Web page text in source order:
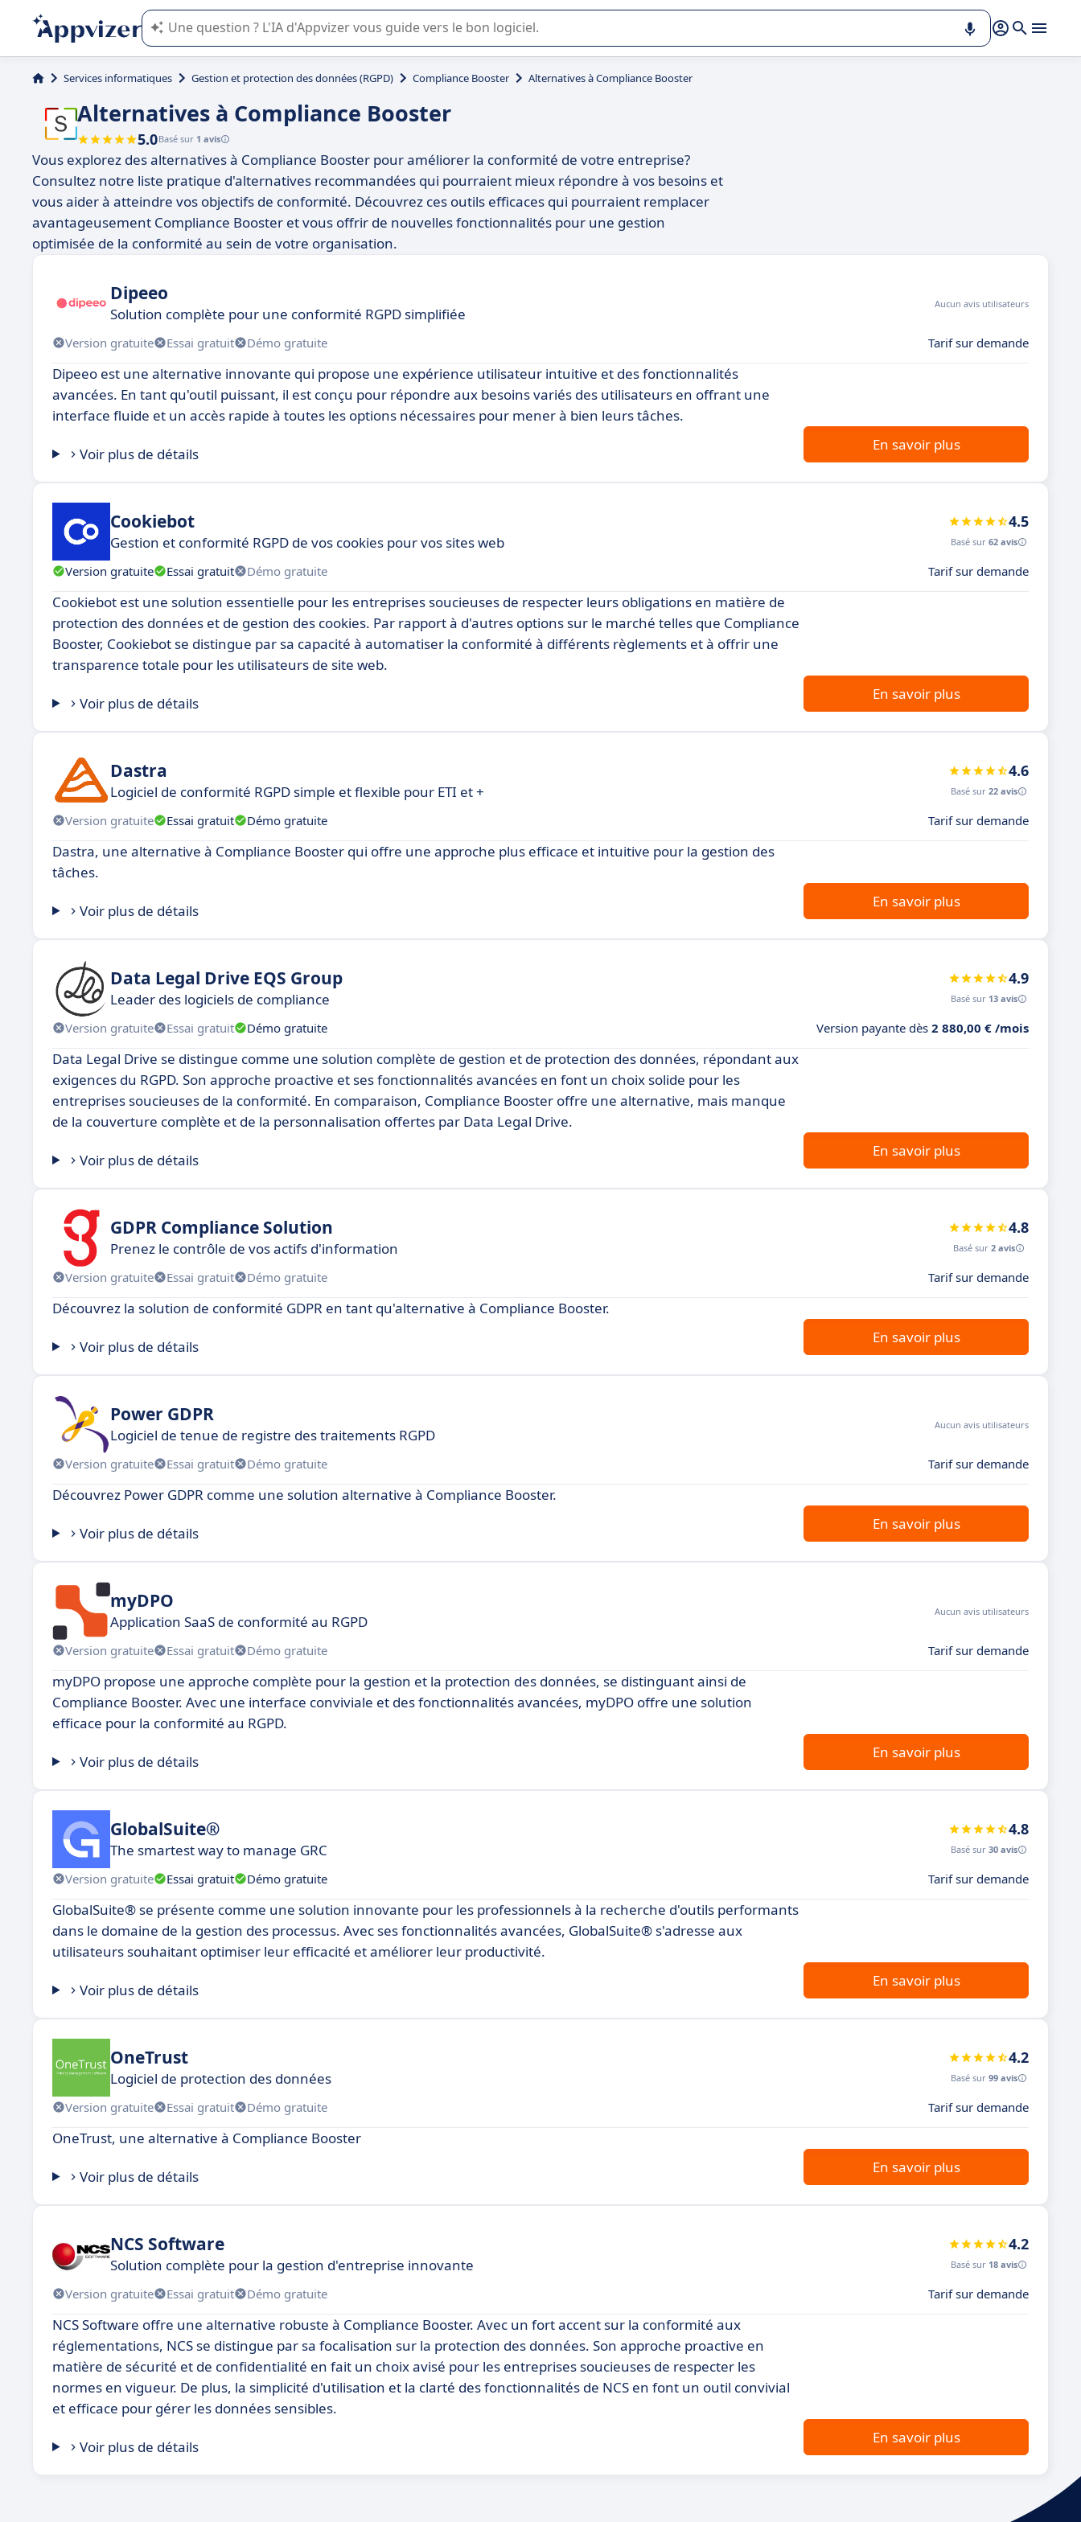
L'IA de Appvizer vous guide dans l'utilisation ou la sélection de logiciel SaaS en entreprise.
Services informatiques Gestion et protection des données (RGPD) Compliance Booster Alternatives à Compliance Booster
Alternatives à Compliance Booster
5.0Basé sur 1 avis
Vous explorez des alternatives à Compliance Booster pour améliorer la conformité de votre entreprise?
Consultez notre liste pratique d'alternatives recommandées qui pourraient mieux répondre à vos besoins et
vous aider à atteindre vos objectifs de conformité. Découvrez ces outils efficaces qui pourraient remplacer
avantageusement Compliance Booster et vous offrir de nouvelles fonctionnalités pour une gestion
optimisée de la conformité au sein de votre organisation.
Dipeeo
Solution complète pour une conformité RGPD simplifiée
Aucun avis utilisateurs
Version gratuite Essai gratuit Démo gratuite Tarif sur demande
Dipeeo est une alternative innovante qui propose une expérience utilisateur intuitive et des fonctionnalités
avancées. En tant qu'outil puissant, il est conçu pour répondre aux besoins variés des utilisateurs en offrant une
interface fluide et un accès rapide à toutes les options nécessaires pour mener à bien leurs tâches.
Voir plus de détails
En savoir plus
Cookiebot
Gestion et conformité RGPD de vos cookies pour vos sites web
4.5
Basé sur 62 avis
Version gratuite Essai gratuit Démo gratuite Tarif sur demande
Cookiebot est une solution essentielle pour les entreprises soucieuses de respecter leurs obligations en matière de
protection des données et de gestion des cookies. Par rapport à d'autres options sur le marché telles que Compliance
Booster, Cookiebot se distingue par sa capacité à automatiser la conformité à différents règlements et à offrir une
transparence totale pour les utilisateurs de site web.
Voir plus de détails
En savoir plus
Dastra
Logiciel de conformité RGPD simple et flexible pour ETI et +
4.6
Basé sur 22 avis
Version gratuite Essai gratuit Démo gratuite Tarif sur demande
Dastra, une alternative à Compliance Booster qui offre une approche plus efficace et intuitive pour la gestion des
tâches.
Voir plus de détails
En savoir plus
Data Legal Drive EQS Group
Leader des logiciels de compliance
4.9
Basé sur 13 avis
Version gratuite Essai gratuit Démo gratuite Version payante dès 2 880,00 € /mois
Data Legal Drive se distingue comme une solution complète de gestion et de protection des données, répondant aux
exigences du RGPD. Son approche proactive et ses fonctionnalités avancées en font un choix solide pour les
entreprises soucieuses de la conformité. En comparaison, Compliance Booster offre une alternative, mais manque
de la couverture complète et de la personnalisation offertes par Data Legal Drive.
Voir plus de détails
En savoir plus
GDPR Compliance Solution
Prenez le contrôle de vos actifs d'information
4.8
Basé sur 2 avis
Version gratuite Essai gratuit Démo gratuite Tarif sur demande
Découvrez la solution de conformité GDPR en tant qu'alternative à Compliance Booster.
Voir plus de détails
En savoir plus
Power GDPR
Logiciel de tenue de registre des traitements RGPD
Aucun avis utilisateurs
Version gratuite Essai gratuit Démo gratuite Tarif sur demande
Découvrez Power GDPR comme une solution alternative à Compliance Booster.
Voir plus de détails
En savoir plus
myDPO
Application SaaS de conformité au RGPD
Aucun avis utilisateurs
Version gratuite Essai gratuit Démo gratuite Tarif sur demande
myDPO propose une approche complète pour la gestion et la protection des données, se distinguant ainsi de
Compliance Booster. Avec une interface conviviale et des fonctionnalités avancées, myDPO offre une solution
efficace pour la conformité au RGPD.
Voir plus de détails
En savoir plus
GlobalSuite®
The smartest way to manage GRC
4.8
Basé sur 30 avis
Version gratuite Essai gratuit Démo gratuite Tarif sur demande
GlobalSuite® se présente comme une solution innovante pour les professionnels à la recherche d'outils performants
dans le domaine de la gestion des processus. Avec ses fonctionnalités avancées, GlobalSuite® s'adresse aux
utilisateurs souhaitant optimiser leur efficacité et améliorer leur productivité.
Voir plus de détails
En savoir plus
OneTrust
Logiciel de protection des données
4.2
Basé sur 99 avis
Version gratuite Essai gratuit Démo gratuite Tarif sur demande
OneTrust, une alternative à Compliance Booster
Voir plus de détails
En savoir plus
NCS Software
Solution complète pour la gestion d'entreprise innovante
4.2
Basé sur 18 avis
Version gratuite Essai gratuit Démo gratuite Tarif sur demande
NCS Software offre une alternative robuste à Compliance Booster. Avec un fort accent sur la conformité aux
réglementations, NCS se distingue par sa focalisation sur la protection des données. Son approche proactive en
matière de sécurité et de confidentialité en fait un choix avisé pour les entreprises soucieuses de respecter les
normes en vigueur. De plus, la simplicité d'utilisation et la clarté des fonctionnalités de NCS en font un outil convivial
et efficace pour gérer les données sensibles.
Voir plus de détails
En savoir plus